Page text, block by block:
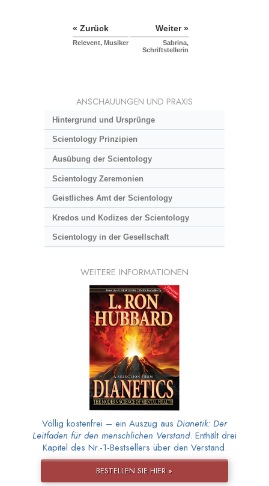
« Zurück
Relevent, Musiker
Weiter »
Sabrina,
Schriftstellerin
ANSCHAUUNGEN UND PRAXIS
Hintergrund und Ursprünge
Scientology Prinzipien
Ausübung der Scientology
Scientology Zeremonien
Geistliches Amt der Scientology
Kredos und Kodizes der Scientology
Scientology in der Gesellschaft
WEITERE INFORMATIONEN
Völlig kostenfrei – ein Auszug aus Dianetik: Der
Leitfaden für den menschlichen Verstand. Enthält drei
Kapitel des Nr.-1-Bestsellers über den Verstand.
BESTELLEN SIE HIER »